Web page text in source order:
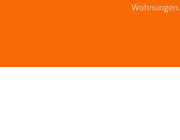
Wohnungen.